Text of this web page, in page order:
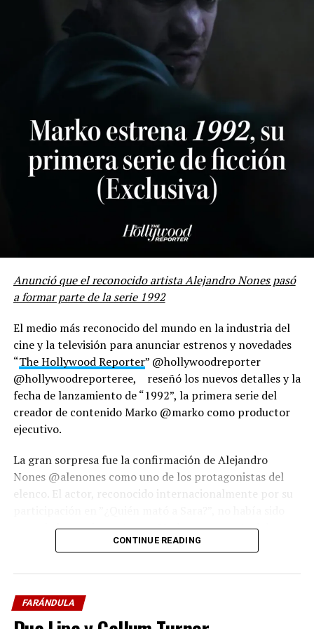
José Ramón Barreto: «Vuelve a la Vida
es una película que mueve mucho las emociones»
Anunció que el reconocido artista Alejandro Nones pasó
a formar parte de la serie 1992
El medio más reconocido del mundo en la industria del
cine y la televisión para anunciar estrenos y novedades
“The Hollywood Reporter” @hollywoodreporter
@hollywoodreporteree, reseñó los nuevos detalles y la
fecha de lanzamiento de “1992”, la primera serie del
creador de contenido Marko @marko como productor
ejecutivo.
La gran sorpresa fue la confirmación de Alejandro
Nones @alenones como uno de los protagonistas del
elenco. El actor, reconocido internacionalmente por su
anunciado previamente por Marko como parte del
La noticia generó gran impacto en el medio artístico,
tanto por la incorporación del actor como por el hecho
de que esta prestigiosa publicación, dedicada a destacar
producciones de talla mundial, realizara un reportaje
CONTINUE READING
FARÁNDULA